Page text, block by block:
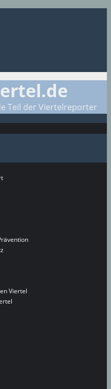
Teil der Viertelreporter
Viertel